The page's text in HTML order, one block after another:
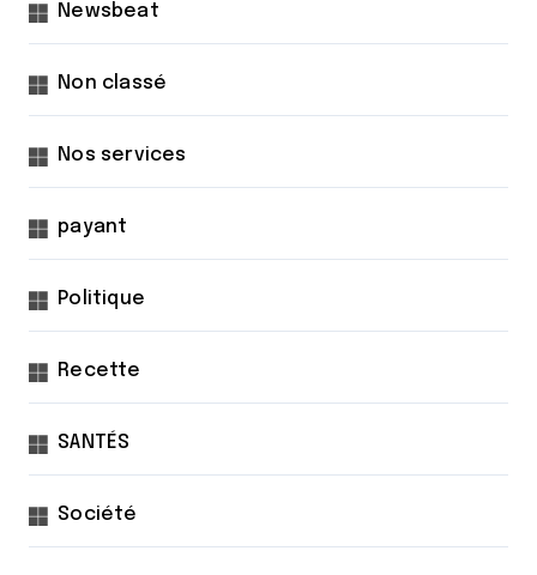
Newsbeat
Non classé
Nos services
payant
Politique
Recette
SANTÉS
Société